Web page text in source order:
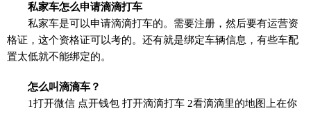
私家车怎么申请滴滴打车
私家车是可以申请滴滴打车的。需要注册，然后要有运营资
格证，这个资格证可以考的。还有就是绑定车辆信息，有些车配
置太低就不能绑定的。
怎么叫滴滴车？
1打开微信 点开钱包 打开滴滴打车 2看滴滴里的地图上在你